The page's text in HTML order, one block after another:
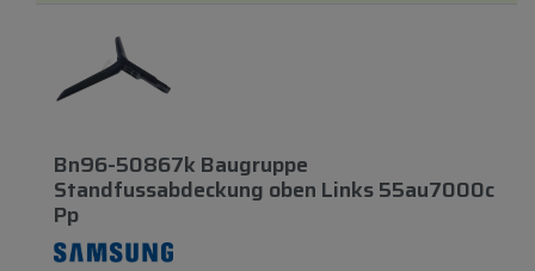
Bn96-50867k Baugruppe
Standfussabdeckung oben Links 55au7000c
Pp